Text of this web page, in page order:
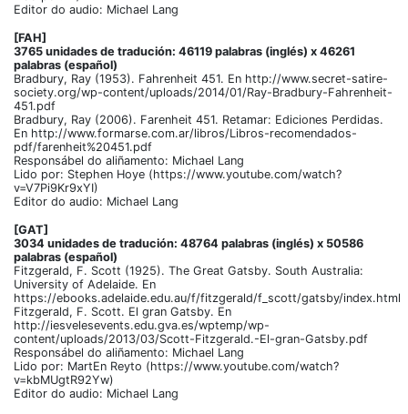
Editor do audio: Michael Lang
[FAH]
3765 unidades de tradución: 46119 palabras (inglés) x 46261
palabras (español)
Bradbury, Ray (1953). Fahrenheit 451. En http://www.secret-satire-
society.org/wp-content/uploads/2014/01/Ray-Bradbury-Fahrenheit-
451.pdf
Bradbury, Ray (2006). Farenheit 451. Retamar: Ediciones Perdidas.
En http://www.formarse.com.ar/libros/Libros-recomendados-
pdf/farenheit%20451.pdf
Responsábel do aliñamento: Michael Lang
Lido por: Stephen Hoye (https://www.youtube.com/watch?
v=V7Pi9Kr9xYI)
Editor do audio: Michael Lang
[GAT]
3034 unidades de tradución: 48764 palabras (inglés) x 50586
palabras (español)
Fitzgerald, F. Scott (1925). The Great Gatsby. South Australia:
University of Adelaide. En
https://ebooks.adelaide.edu.au/f/fitzgerald/f_scott/gatsby/index.html
Fitzgerald, F. Scott. El gran Gatsby. En
http://iesvelesevents.edu.gva.es/wptemp/wp-
content/uploads/2013/03/Scott-Fitzgerald.-El-gran-Gatsby.pdf
Responsábel do aliñamento: Michael Lang
Lido por: MartEn Reyto (https://www.youtube.com/watch?
v=kbMUgtR92Yw)
Editor do audio: Michael Lang